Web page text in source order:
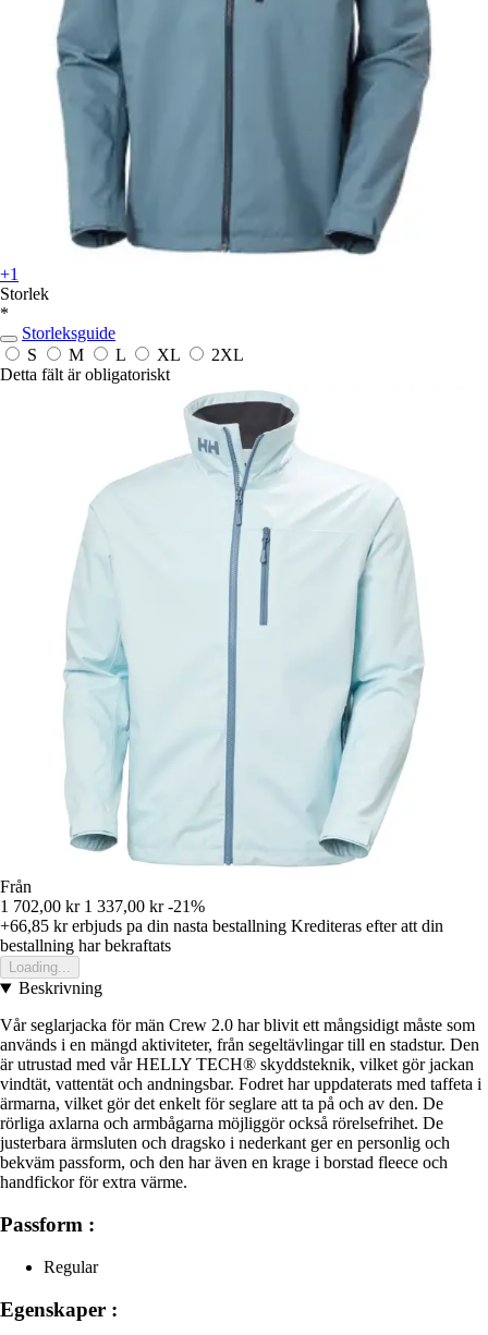
+1
Storlek
*
Storleksguide
S
M L XL
2XL
Detta fält är obligatoriskt
Från
1 702,00 kr 1 337,00 kr -21%
+66,85 krerbjuds pa din nasta bestallning Krediteras efter att din
bestallning har bekraftats
Loading...
Beskrivning
Vår seglarjacka för män Crew 2.0 har blivit ett mångsidigt måste som
används i en mängd aktiviteter, från segeltävlingar till en stadstur. Den
är utrustad med vår HELLY TECH® skyddsteknik, vilket gör jackan
vindtät, vattentät och andningsbar. Fodret har uppdaterats med taffeta i
ärmarna, vilket gör det enkelt för seglare att ta på och av den. De
rörliga axlarna och armbågarna möjliggör också rörelsefrihet. De
justerbara ärmsluten och dragsko i nederkant ger en personlig och
bekväm passform, och den har även en krage i borstad fleece och
handfickor för extra värme.
Passform :
Regular
Egenskaper :